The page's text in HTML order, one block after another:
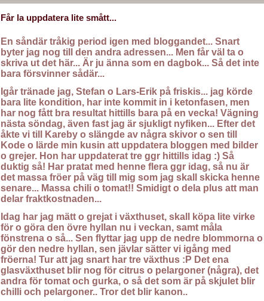
Får la uppdatera lite smått...
En såndär tråkig period igen med bloggandet... Snart
byter jag nog till den andra adressen... Men får väl ta o
skriva ut det här... Är ju änna som en dagbok... Så det inte
bara försvinner sådär...
Igår tränade jag, Stefan o Lars-Erik på friskis... jag körde
bara lite kondition, har inte kommit in i ketonfasen, men
har nog fått bra resultat hittills bara på en vecka! Vägning
nästa söndag, även fast jag är sjukligt nyfiken... Efter det
åkte vi till Kareby o slängde av några skivor o sen till
Kode o lärde min kusin att uppdatera bloggen med bilder
o grejer. Hon har uppdaterat tre ggr hittills idag :) Så
duktig så! Har pratat med henne flera ggr idag, så nu är
det massa fröer på väg till mig som jag skall skicka henne
senare... Massa chili o tomat!! Smidigt o dela plus att man
delar fraktkostnaden...
Idag har jag mätt o grejat i växthuset, skall köpa lite virke
för o göra den övre hyllan nu i veckan, samt måla
fönstrena o så... Sen flyttar jag upp de nedre blommorna o
gör den nedre hyllan, sen jävlar sätter vi igång med
fröerna! Tur att jag snart har tre växthus :P Det ena
glasväxthuset blir nog för citrus o pelargoner (några), det
andra för tomat och gurka, o så det som är på skjulet blir
chilli och pelargoner.. Tror det blir kanon..